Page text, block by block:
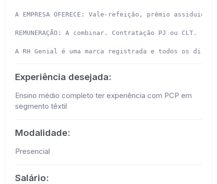
A EMPRESA OFERECE: Vale-refeição, prêmio
REMUNERAÇÃO: A combinar. Contratação PJ ou CLT.
A RH Genial é uma marca registrada e todos os
Experiência desejada:
Ensino médio completo ter experiência com PCP em
segmento têxtil
Modalidade:
Presencial
Salário: